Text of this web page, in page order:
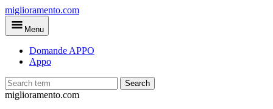
Skip
to
main
miglioramento.com
Menu
Domande APPO
Appo
Search
miglioramento.com